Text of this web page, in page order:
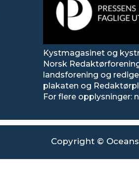
Kystmagasinet og
Norsk
landsforening og
plakaten og
For flere opplysninger:
Copyright ©